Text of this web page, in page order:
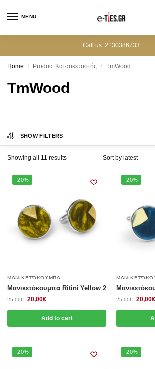
MENU
Call us: 2130386733
Home / Product Κατασκευαστής / TmWood
TmWood
SHOW FILTERS
Showing all 11 results
-20%
ΜΑΝΙΚΕΤΌΚΟΥΜΠΑ
Μανικετόκουμπα Ritini Yellow 2
25,00€ 20,00€
Add to cart
-20%
25,00€ 20,00€
-20% -20%